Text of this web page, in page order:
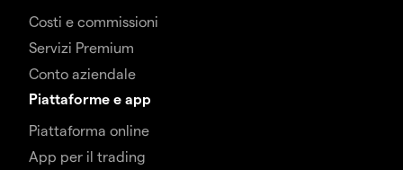
Costi e commissioni
Servizi Premium
Conto aziendale
Piattaforme e app
Piattaforma online
App per il trading